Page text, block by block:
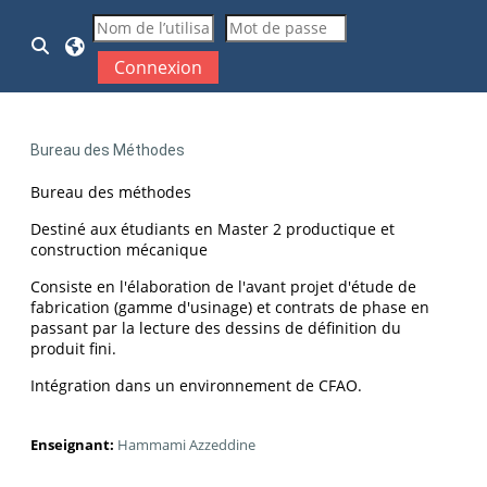
Passer au contenu principal
Activer/désactiver la saisie de recherche
Connexion
Bureau des Méthodes
Bureau des méthodes
Destiné aux étudiants en Master 2 productique et
construction mécanique
Consiste en l'élaboration de l'avant projet d'étude de
fabrication (gamme d'usinage) et contrats de phase en
passant par la lecture des dessins de définition du
produit fini.
Intégration dans un environnement de CFAO.
Enseignant: Hammami Azzeddine